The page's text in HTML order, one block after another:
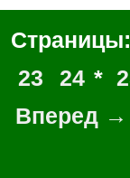
Страницы:
23
24 *
Вперед →